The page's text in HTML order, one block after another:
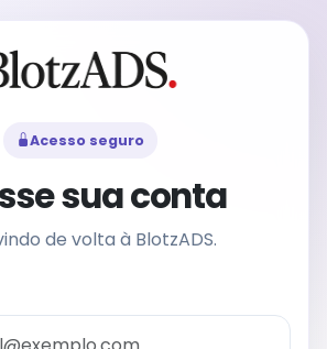
Acesso seguro
sua conta
de volta à BlotzADS.